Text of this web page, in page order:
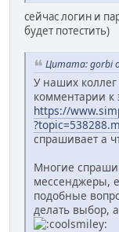
сейчас логин и
будет потестить)
Цитата: gorbi
У наших
комментарии к
https://
спрашивает а
Многие
мессенджеры,
подобные
делать выбор,